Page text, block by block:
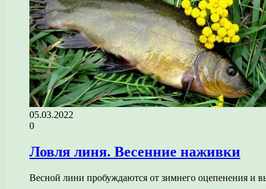
05.03.2022
0
Ловля линя. Весенние наживки
Весной лини пробуждаются от зимнего оцепенения и